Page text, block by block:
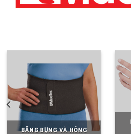
BĂNG BỤNG VÀ HÔNG